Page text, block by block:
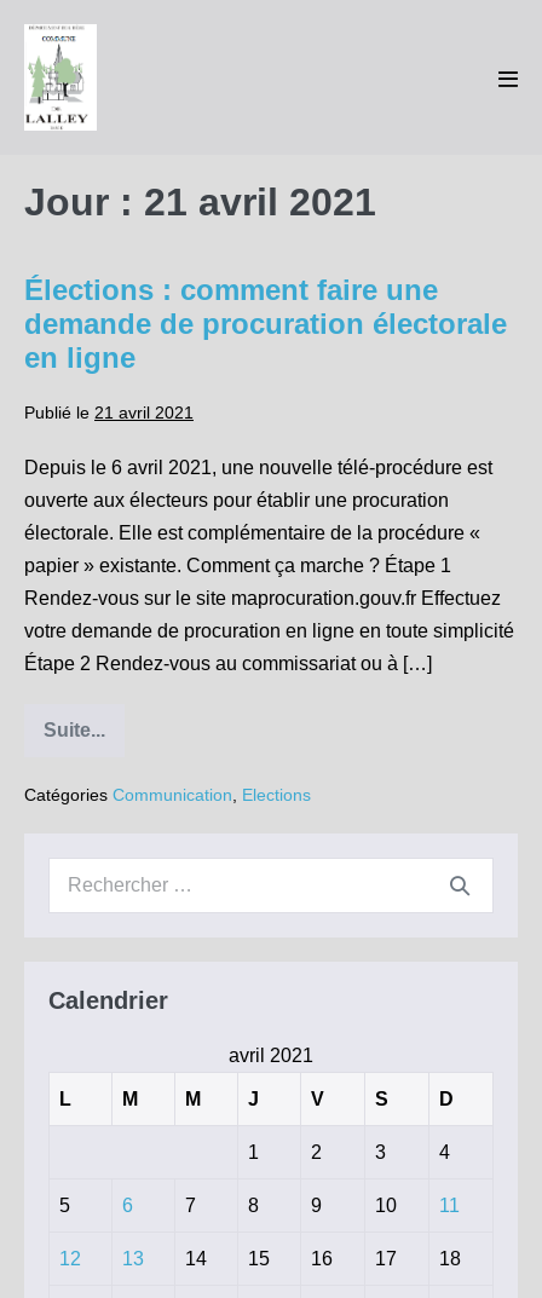
contenu
Jour : 21 avril 2021
Élections : comment faire une
demande de procuration électorale
en ligne
Publié le 21 avril 2021
Depuis le 6 avril 2021, une nouvelle télé-procédure est
ouverte aux électeurs pour établir une procuration
électorale. Elle est complémentaire de la procédure «
papier » existante. Comment ça marche ? Étape 1
Rendez-vous sur le site maprocuration.gouv.fr Effectuez
votre demande de procuration en ligne en toute simplicité
Étape 2 Rendez-vous au commissariat ou à […]
Suite...Élections
faire
de
procuration
électorale
en
Catégories Communication Elections
Recherche
Calendrier
avril 2021
L M M J V S D
1 2 3 4
5 6 7 8 9 10 11
12 13 14 15 16 17 18